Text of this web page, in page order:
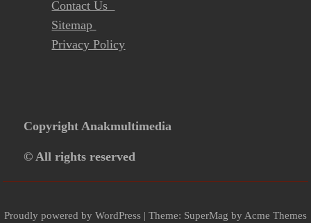
Contact Us
Sitemap
Privacy Policy
Copyright Anakmultimedia
© All rights reserved
Proudly powered by WordPress | Theme: SuperMag by Acme Themes